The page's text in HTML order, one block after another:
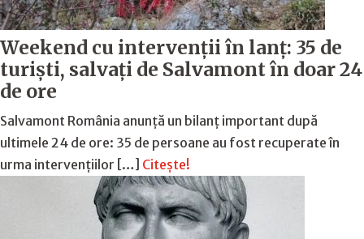
Weekend cu intervenții în lanț: 35 de
turiști, salvați de Salvamont în doar 24
de ore
Salvamont România anunță un bilanț important după
ultimele 24 de ore: 35 de persoane au fost recuperate în
urma intervențiilor […] Citește!